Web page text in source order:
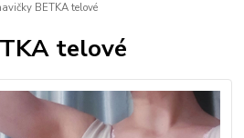
BETKA telové
telové